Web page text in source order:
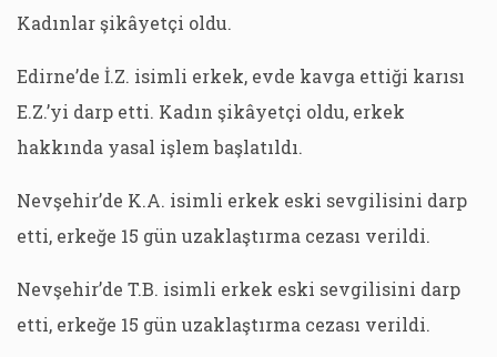
Kadınlar şikâyetçi oldu.
Edirne’de İ.Z. isimli erkek, evde kavga ettiği karısı
E.Z.’yi darp etti. Kadın şikâyetçi oldu, erkek
hakkında yasal işlem başlatıldı.
Nevşehir’de K.A. isimli erkek eski sevgilisini darp
etti, erkeğe 15 gün uzaklaştırma cezası verildi.
Nevşehir’de T.B. isimli erkek eski sevgilisini darp
etti, erkeğe 15 gün uzaklaştırma cezası verildi.